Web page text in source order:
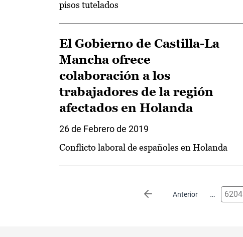
pisos tutelados
El Gobierno de Castilla-La
Mancha ofrece
colaboración a los
trabajadores de la región
afectados en Holanda
26 de Febrero de 2019
Conflicto laboral de españoles en Holanda
Anterior
Página anterior … 6204